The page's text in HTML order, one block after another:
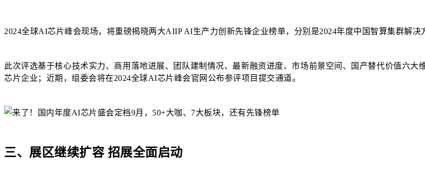
2024全球AI芯片峰会现场，将重磅揭晓两大AIIP AI生产力创新先锋企业榜单，分别是2024年度中国智算集群解决
此次评选基于核心技术实力、商用落地进展、团队建制情况、最新融资进度、市场前景空间、国产替代价值六
芯片企业；近期，组委会将在2024全球AI芯片峰会官网公布参评项目提交通道。
三、展区继续扩容 招展全面启动